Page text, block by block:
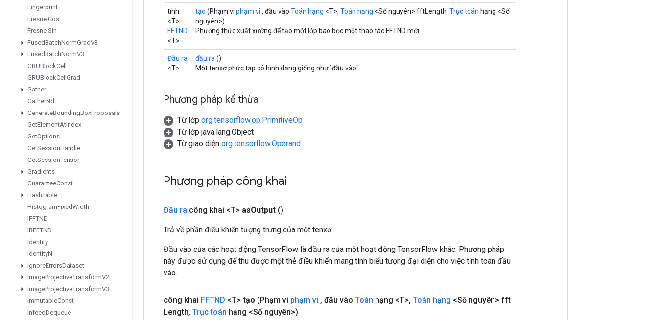
Fingerprint
Fresnel Cos
Fresnel Sin
FusedBatchNormGradV3
FusedBatchNormV3
GRUBlockCell
GRUBlockCell Grad
Gather
GatherNd
GenerateBoundingBoxProposals
GetElementAtIndex
GetOptions
GetSessionHandle
GetSessionTensor
Gradients
GuaranteeConst
HashTable
HistogramFixedWidth
IFFTND
IRFFTND
Identity
IdentityN
IgnoreErrorsDataset
ImageProjectiveTransformV2
ImageProjectiveTransformV3
ImmutableConst
InfeedDequeue
tĩnh
<T>
FFTND
<T>
tạo (Phạm vi phạm vi , đầu vào Toán hạng <T>, Toán hạng <Số nguyên> fftLength, Trục toán hạng <Số
nguyên>)
Phương thức xuất xưởng để tạo một lớp bao bọc một thao tác FFTND mới.
Đầu ra
<T>
đầu ra ()
Một tenxơ phức tạp có hình dạng giống như `đầu vào`.
Phương pháp kế thừa
Từ lớp org.tensorflow.op.PrimitiveOp
Từ lớp java.lang.Object
Từ giao diện org.tensorflow.Operand
Phương pháp công khai
Đầu ra công khai <T> asOutput ()
Trả về phần điều khiển tượng trưng của một tenxơ.
Đầu vào của các hoạt động TensorFlow là đầu ra của một hoạt động TensorFlow khác. Phương pháp
này được sử dụng để thu được một thẻ điều khiển mang tính biểu tượng đại diện cho việc tính toán đầu
vào.
công khai FFTND <T> tạo (Phạm vi phạm vi , đầu vào Toán hạng <T>, Toán hạng <Số nguyên> fft
Length, Trục toán hạng <Số nguyên>)